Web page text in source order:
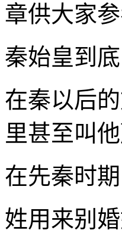
章供大家
秦始皇到
在秦以后
里甚至叫他
在先秦时
姓用来别